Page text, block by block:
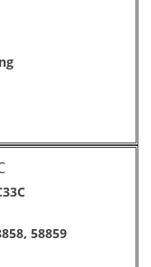
58859